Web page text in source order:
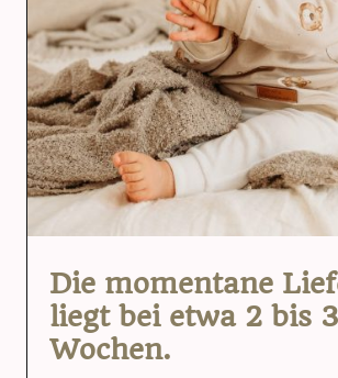
Die momentane
liegt bei etwa 2 bis 3
Wochen.